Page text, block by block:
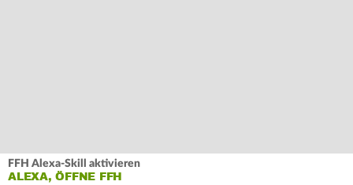
FFH Alexa-Skill aktivieren
ALEXA, ÖFFNE FFH